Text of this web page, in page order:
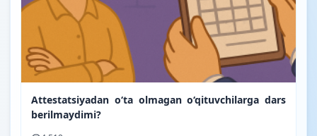
Attestatsiyadan o‘ta olmagan o‘qituvchilarga dars
berilmaydimi?